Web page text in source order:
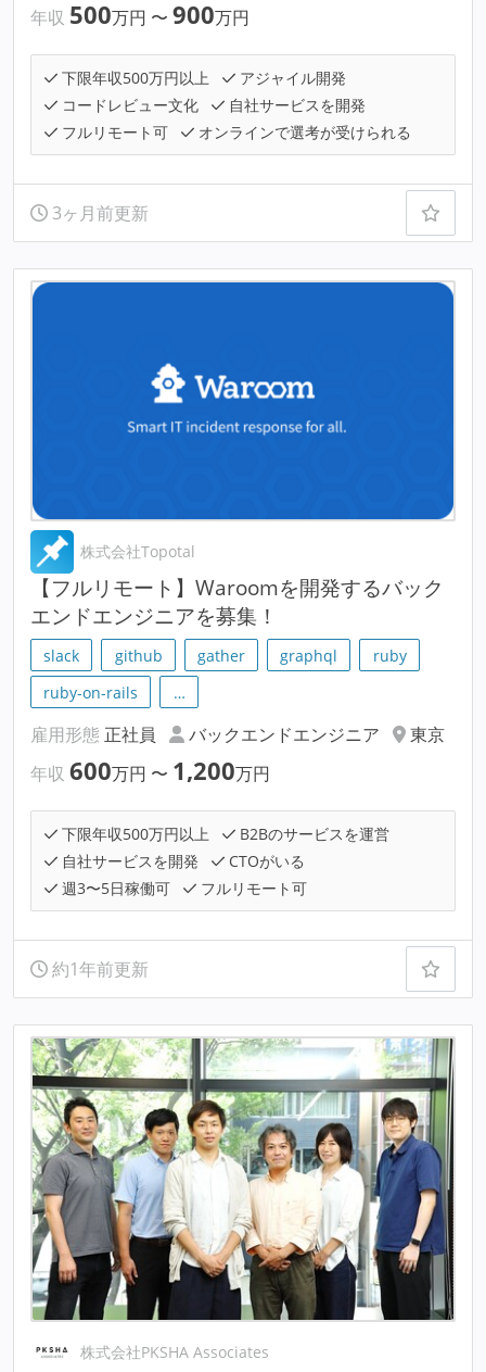
年収 500万円 〜 900万円
下限年収500万円以上
アジャイル開発
コードレビュー文化
自社サービスを開発
フルリモート可
オンラインで選考が受けられる
3ヶ月前更新
株式会社Topotal
【フルリモート】Waroomを開発するバック
エンドエンジニアを募集！
slack github gather graphql
ruby
ruby-on-rails
…
雇用形態 正社員 バックエンドエンジニア
東京
年収 600万円 〜 1,200万円
下限年収500万円以上
B2Bのサービスを運営
自社サービスを開発
CTOがいる
週3〜5日稼働可
フルリモート可
約1年前更新
株式会社PKSHA Associates